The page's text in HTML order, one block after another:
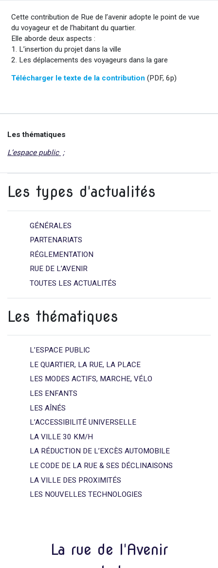
Cette contribution de Rue de l’avenir adopte le point de vue
du voyageur et de l’habitant du quartier.
Elle aborde deux aspects :
1. L’insertion du projet dans la ville
2. Les déplacements des voyageurs dans la gare
Télécharger le texte de la contribution (PDF, 6p)
Les thématiques
L’espace public
Les types d'actualités
GÉNÉRALES
PARTENARIATS
RÉGLEMENTATION
RUE DE L’AVENIR
TOUTES LES ACTUALITÉS
Les thématiques
L’ESPACE PUBLIC
LE QUARTIER, LA RUE, LA PLACE
LES MODES ACTIFS, MARCHE, VÉLO
LES ENFANTS
LES AÎNÉS
L’ACCESSIBILITÉ UNIVERSELLE
LA VILLE 30 KM/H
LA RÉDUCTION DE L’EXCÈS AUTOMOBILE
LE CODE DE LA RUE & SES DÉCLINAISONS
LA VILLE DES PROXIMITÉS
LES NOUVELLES TECHNOLOGIES
La rue de l'Avenir